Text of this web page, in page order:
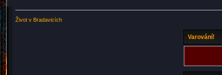
Život v Bradavicích
Varování!